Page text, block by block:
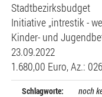
Stadtbezirksbudget
Initiative „intrestik -
Kinder- und
23.09.2022
1.680,00 Euro, Az.:
Schlagworte: noch